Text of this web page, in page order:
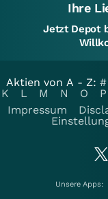
Ihre
Jetzt Depot
Aktien von A - Z: #
K
L M N O P
Impressum
Unsere Apps: